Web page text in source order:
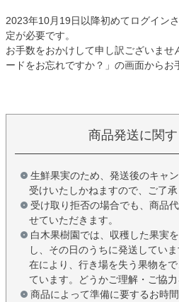
2023年10月19日以降初めてログイン
定が必要です。
お手数をおかけして申し訳ございませ
ードをお忘れですか？」の画面からお
商品発送に関
生鮮果実のため、発送後のキャ
受けいたしかねますので、ご了承
受け取り拒否の場合でも、商品
せていただきます。
白木果樹園では、収穫した果実
し、その日のうちに発送してい
在により、行き場を失う果物を
ています。どうかご理解・ご協力
商品によって準備に要するお時